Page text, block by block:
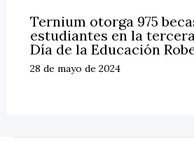
Ternium otorga 975
estudiantes en la
Día de la Educación
28 de mayo de 2024